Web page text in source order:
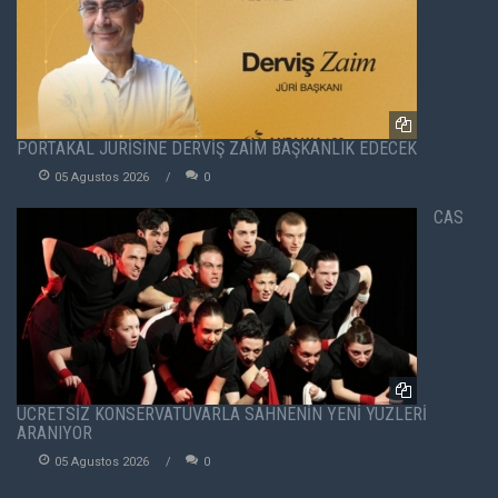
PORTAKAL JÜRİSİNE DERVİŞ ZAİM BAŞKANLIK EDECEK
05 Agustos 2026 0
CAS
ÜCRETSİZ KONSERVATUVARLA SAHNENİN YENİ YÜZLERİ
ARANIYOR
05 Agustos 2026 0